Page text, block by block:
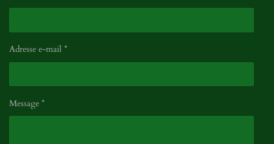
Adresse e-mail *
Message *